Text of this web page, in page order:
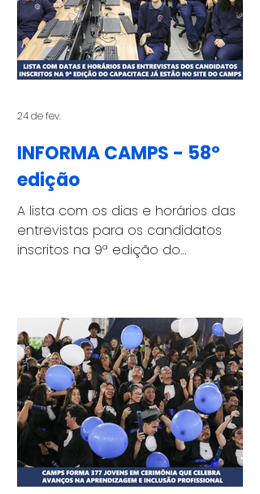
deficiência (PCDs). O encontro foi
um momento de acolhimento,
troca e escuta, reunindo os
jovens selecionados em um
apresentar a estrutura da i
INFORMA CAMPS - 58º
edição
A lista com os dias e horários das
entrevistas para os candidatos
inscritos na 9ª edição do
para o Programa foram
encerradas no dia 10 de fevereiro
e, agora, os candidatos
convocados seguem para as
próximas etapas do processo
seletivo. As entrevistas já estão
sendo realizadas e os jovens
inscritos devem concluir todas as
fases do processo até o dia 10 de
24 de fev.